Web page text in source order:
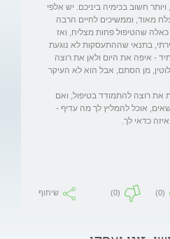
חשוב בכימיה ביניכם. יש אלפי
מאוד, וממשיכים לחיים הרבה
כאלה שהטיפול פחות מצליח, ואז
בתנאי שההתעסקות לא נוגעת
- איפה את היום ולאן את רוצה
מן הסתם, אבל הוא לא העיקר
את רוצה להתמודד בטיפול, ואם
אוכל להמליץ לך מה עדיף -
(0)
(0) שיתוף